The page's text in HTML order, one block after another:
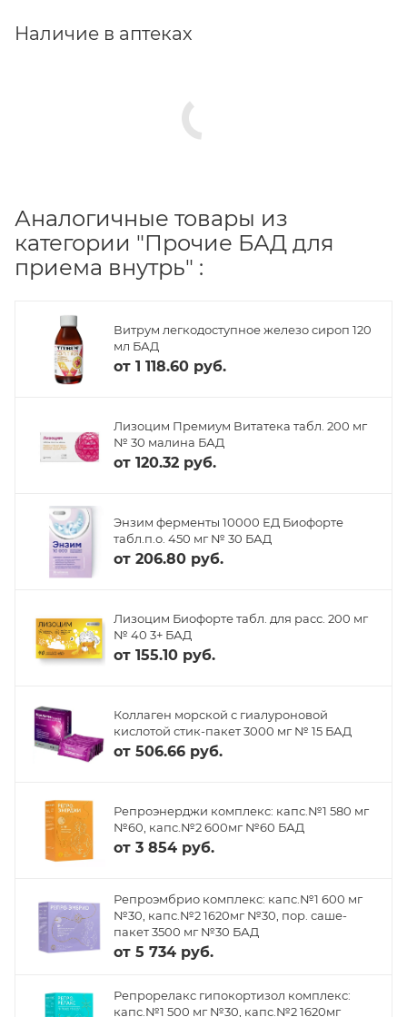
Наличие в аптеках
Аналогичные товары из
категории "Прочие БАД для
приема внутрь" :
Витрум легкодоступное железо сироп 120
мл БАД
от 1 118.60 руб.
Лизоцим Премиум Витатека табл. 200 мг
№ 30 малина БАД
от 120.32 руб.
Энзим ферменты 10000 ЕД Биофорте
табл.п.о. 450 мг № 30 БАД
от 206.80 руб.
Лизоцим Биофорте табл. для расс. 200 мг
№ 40 3+ БАД
от 155.10 руб.
Коллаген морской с гиалуроновой
кислотой стик-пакет 3000 мг № 15 БАД
от 506.66 руб.
Репроэнерджи комплекс: капс.№1 580 мг
№60, капс.№2 600мг №60 БАД
от 3 854 руб.
Репроэмбрио комплекс: капс.№1 600 мг
№30, капс.№2 1620мг №30, пор. саше-
пакет 3500 мг №30 БАД
от 5 734 руб.
Репрорелакс гипокортизол комплекс:
капс.№1 500 мг №30, капс.№2 1620мг